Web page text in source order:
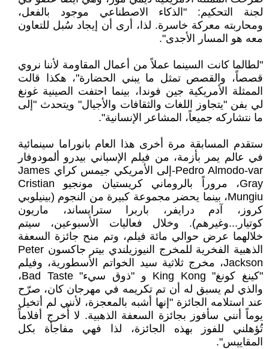
لجنة التحكيم: "الذكاء الاصطناعي موجود بالفعل،
ومحاربته معركة خاسرة. لذا، أرى أن إيجاد سُبل للتعاون
معه هو المسار الأجدى".
"لطالما كانت السينما عملاً من أعمال المقاومة لأننا نروي
قصصاً، والقصص تمثل ما يبني الحضارة"، هكذا قالت
الممثلة الأمريكية جين فوندا، بينما احتفت الصينية غونغ
لي بفن "يتجاوز اللغات والثقافات والأجيال" ويتحدث "إلى
ما نتشاركه جميعاً، المشاعر الإنسانية".
ستقدم المسابقة مرة أخرى هذا العام بانوراما سينمائية
في عالم يمر بأزمة، من فيلم الإسباني بيدرو ألمودوفار
Pedro Almodo-var-إلى الأمريكي جيمس كراي James
Gray، مروراً بالروماني كريستيان مونجيو Cristian
Mungiu، بينما يحضر مجموعة كبيرة من النجوم (بينيلوبي
كروز، آدم درايفر، باربرا سترايساند، ماريون
كوتيار...وغيرهم). وخلال فعاليات الأسبوعين، سيتم
خلالهما عرض حوالي مائة فيلم، وتم منح جائزة السعفة
الذهبية الفخرية للمخرج النيوزيلندي بيتر جاكسون Peter
Jackson، مخرج ثلاثية سيد الخواتم الأسطورية، وفيلم
"كينغ كونغ" King Kong و "ذوق سيء" Bad Taste،
والذي لم يسبق له أن تم تكريمه في مهرجان كان، صرّح
عند استلامه الجائزة "إنها أشبه بالمعجزة، لأنني لم أتخيل
يوماً أنني سأفوز بجائزة السعفة الذهبية. لا أُخرج أفلاماً
تُؤهلني للفوز بهذه الجائزة، لذا فهي مفاجأة بكل
المقاييس".